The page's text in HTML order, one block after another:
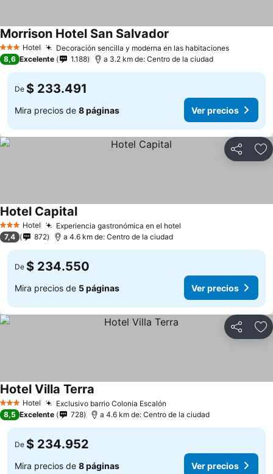
3 Estrellas
Hotel Decoración sencilla y moderna en las habitaciones
Morrison Hotel San Salvador
8,6 Excelente 1.188 a 3.2 km de: Centro de la ciudad
De $ 233.491
Mira precios de 8 páginas Ver precios
Compartir
3 Estrellas
Hotel Experiencia gastronómica en el hotel
Hotel Capital
7,4 872 a 4.6 km de: Centro de la ciudad
De $ 234.550
Mira precios de 5 páginas Ver precios
Compartir
3 Estrellas
Hotel Exclusivo barrio Colonia Escalón
Hotel Villa Terra
8,5 Excelente 728 a 4.6 km de: Centro de la ciudad
De $ 234.952
Mira precios de 8 páginas Ver precios